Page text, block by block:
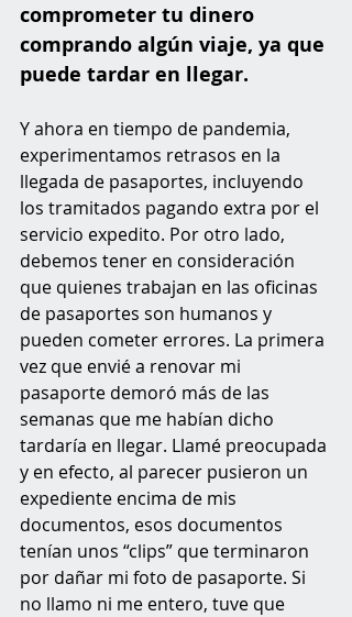
comprometer tu dinero
comprando algún viaje, ya que
puede tardar en llegar.
Y ahora en tiempo de pandemia,
experimentamos retrasos en la
llegada de pasaportes, incluyendo
los tramitados pagando extra por el
servicio expedito. Por otro lado,
debemos tener en consideración
que quienes trabajan en las oficinas
de pasaportes son humanos y
pueden cometer errores. La primera
vez que envié a renovar mi
pasaporte demoró más de las
semanas que me habían dicho
tardaría en llegar. Llamé preocupada
y en efecto, al parecer pusieron un
expediente encima de mis
documentos, esos documentos
tenían unos “clips” que terminaron
por dañar mi foto de pasaporte. Si
no llamo ni me entero, tuve que